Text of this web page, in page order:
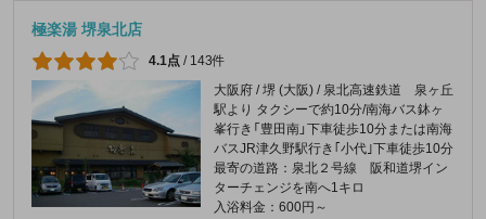
極楽湯 堺泉北店
4.1点 / 143件
大阪府 / 堺 (大阪) / 泉北高速鉄道 泉ヶ丘
駅より タクシーで約10分/南海バス鉢ヶ
峯行き「豊田南」下車徒歩10分または南海
バスJR津久野駅行き｢小代｣下車徒歩10分
最寄の道路：泉北２号線 阪和道堺イン
ターチェンジを南へ1キロ
入浴料金：600円～